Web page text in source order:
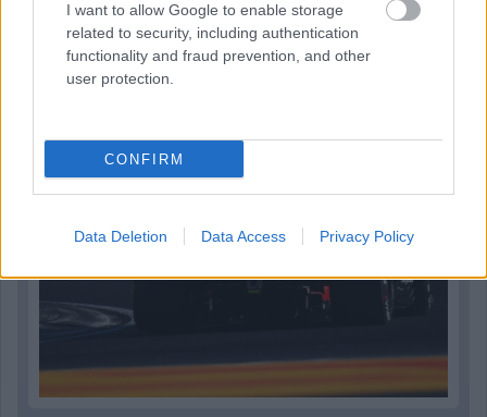
I want to allow Google to enable storage
related to security, including authentication
functionality and fraud prevention, and other
user protection.
CONFIRM
Data Deletion Data Access Privacy Policy
4 napja
Idén már nem hoz több ADUO-motorfejlesztést az Audi